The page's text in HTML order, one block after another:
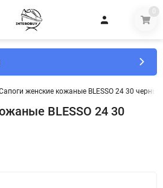
0
женские кожаные BLESSO 24 30
BLESSO 24 30